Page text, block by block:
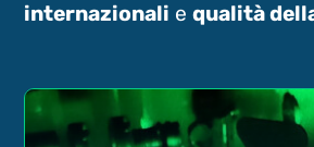
internazionali e qualità